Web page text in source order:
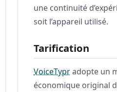
une continuité
soit l’appareil utilisé.
Tarification
VoiceTypradopte un
économique original